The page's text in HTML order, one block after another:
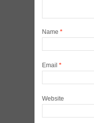
Name *
Email *
Website